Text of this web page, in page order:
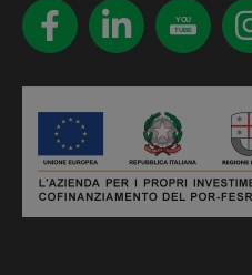
YOU
TUBE